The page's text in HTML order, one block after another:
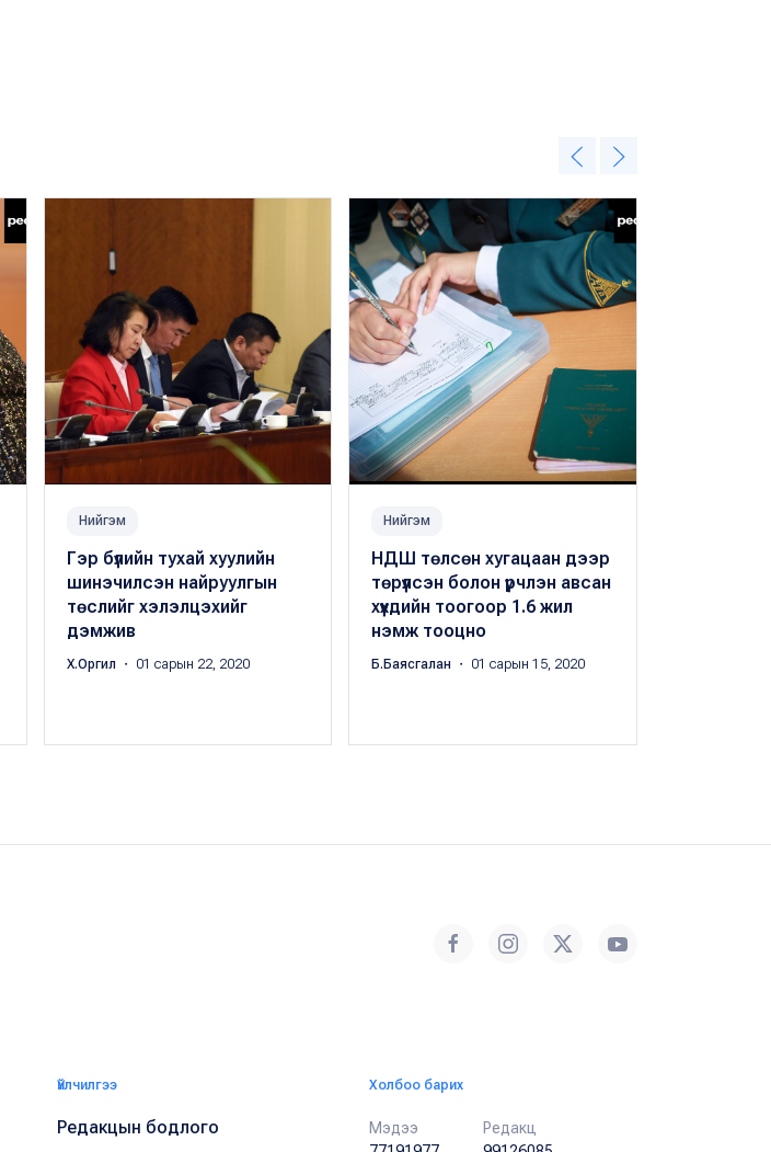
Нийгэм
Гэр бүлийн тухай хуулийн
шинэчилсэн найруулгын
төслийг хэлэлцэхийг
дэмжив
Х.Оргил ・ 01 сарын 22, 2020
Нийгэм
НДШ төлсөн хугацаан дээр
төрүүлсэн болон үрчлэн авсан
хүүхдийн тоогоор 1.6 жил
нэмж тооцно
Б.Баясгалан ・ 01 сарын 15, 2020
Үйлчилгээ
Редакцын бодлого
Холбоо барих
Мэдээ
Редакц